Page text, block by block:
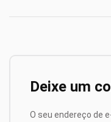
Deixe um
O seu endereço de